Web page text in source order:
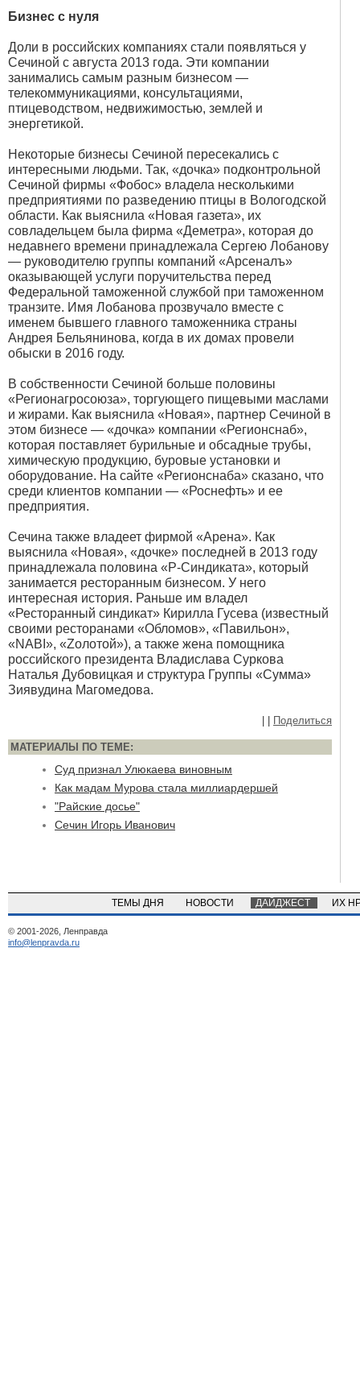
Бизнес с нуля
Доли в российских компаниях стали появляться у
Сечиной с августа 2013 года. Эти компании
занимались самым разным бизнесом —
телекоммуникациями, консультациями,
птицеводством, недвижимостью, землей и
энергетикой.
Некоторые бизнесы Сечиной пересекались с
интересными людьми. Так, «дочка» подконтрольной
Сечиной фирмы «Фобос» владела несколькими
предприятиями по разведению птицы в Вологодской
области. Как выяснила «Новая газета», их
совладельцем была фирма «Деметра», которая до
недавнего времени принадлежала Сергею Лобанову
— руководителю группы компаний «Арсеналъ»
оказывающей услуги поручительства перед
Федеральной таможенной службой при таможенном
транзите. Имя Лобанова прозвучало вместе с
именем бывшего главного таможенника страны
Андрея Бельянинова, когда в их домах провели
обыски в 2016 году.
В собственности Сечиной больше половины
«Регионагросоюза», торгующего пищевыми маслами
и жирами. Как выяснила «Новая», партнер Сечиной в
этом бизнесе — «дочка» компании «Регионснаб»,
которая поставляет бурильные и обсадные трубы,
химическую продукцию, буровые установки и
оборудование. На сайте «Регионснаба» сказано, что
среди клиентов компании — «Роснефть» и ее
предприятия.
Сечина также владеет фирмой «Арена». Как
выяснила «Новая», «дочке» последней в 2013 году
принадлежала половина «Р-Синдиката», который
занимается ресторанным бизнесом. У него
интересная история. Раньше им владел
«Ресторанный синдикат» Кирилла Гусева (известный
своими ресторанами «Обломов», «Павильон»,
«NABI», «Zолотой»), а также жена помощника
российского президента Владислава Суркова
Наталья Дубовицкая и структура Группы «Сумма»
Зиявудина Магомедова.
Поделиться
МАТЕРИАЛЫ ПО ТЕМЕ:
Суд признал Улюкаева виновным
Как мадам Мурова стала миллиардершей
"Райские досье"
Сечин Игорь Иванович
ТЕМЫ ДНЯ НОВОСТИ ДАЙДЖЕСТ ИХ
© 2001-2026, Ленправда
info@lenpravda.ru